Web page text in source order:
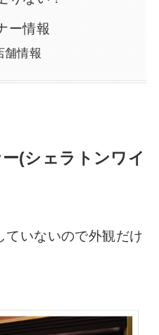
ー情報
舗情報
(シェラトンワイ
ていないので外観だけ